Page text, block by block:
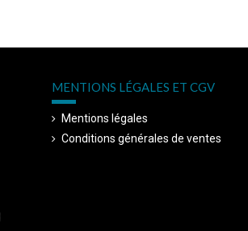
MENTIONS LÉGALES ET CGV
Mentions légales
Conditions générales de ventes